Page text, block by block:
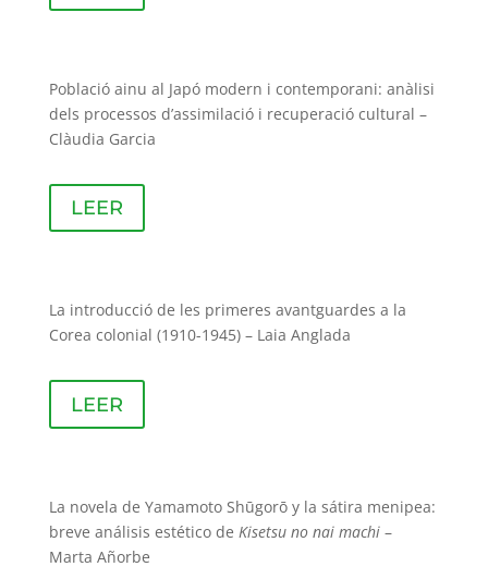
Població ainu al Japó modern i contemporani: anàlisi
dels processos d’assimilació i recuperació cultural –
Clàudia Garcia
LEER
La introducció de les primeres avantguardes a la
Corea colonial (1910-1945) – Laia Anglada
LEER
La novela de Yamamoto Shūgorō y la sátira menipea:
breve análisis estético de Kisetsu no nai machi–
Marta Añorbe